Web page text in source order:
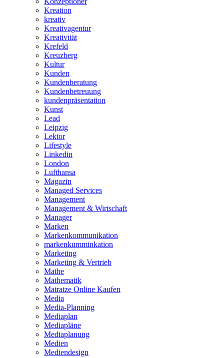
Kreation
kreativ
Kreativagentur
Kreativität
Krefeld
Kreuzberg
Kultur
Kunden
Kundenberatung
Kundenbetreuung
kundenpräsentation
Kunst
Lead
Leipzig
Lektor
Lifestyle
Linkedin
London
Lufthansa
Magazin
Managed Services
Management
Management & Wirtschaft
Manager
Marken
Markenkommunikation
markenkumminkation
Marketing
Marketing & Vertrieb
Mathe
Mathematik
Matratze Online Kaufen
Media
Media-Planning
Mediaplan
Mediapläne
Mediaplanung
Medien
Mediendesign